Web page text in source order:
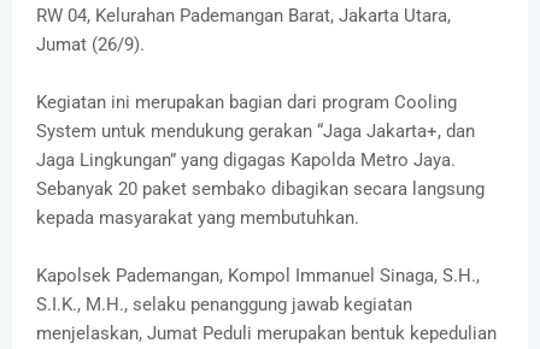
RW 04, Kelurahan Pademangan Barat, Jakarta Utara,
Jumat (26/9).
Kegiatan ini merupakan bagian dari program Cooling
System untuk mendukung gerakan “Jaga Jakarta+, dan
Jaga Lingkungan” yang digagas Kapolda Metro Jaya.
Sebanyak 20 paket sembako dibagikan secara langsung
kepada masyarakat yang membutuhkan.
Kapolsek Pademangan, Kompol Immanuel Sinaga, S.H.,
S.I.K., M.H., selaku penanggung jawab kegiatan
menjelaskan, Jumat Peduli merupakan bentuk kepedulian